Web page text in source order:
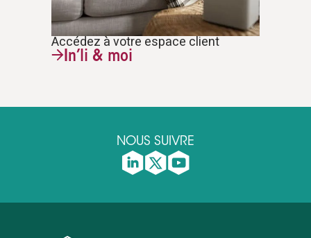
Accédez à votre espace client
In’li & moi
NOUS SUIVRE